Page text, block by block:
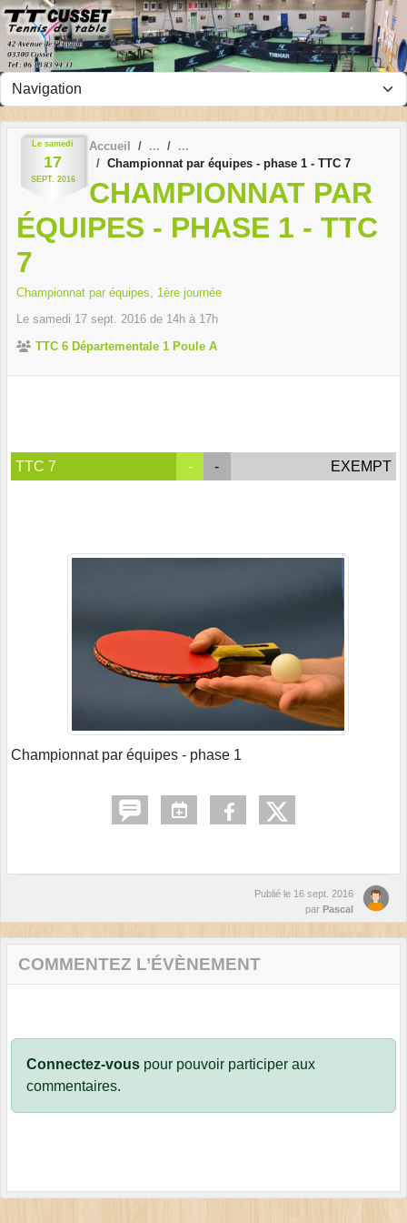
Le samedi
17
SEPT. 2016
Accueil
Championnat par équipes - phase 1 - TTC 7
CHAMPIONNAT PAR
ÉQUIPES - PHASE 1 - TTC
7
Championnat par équipes, 1ère journée
Le samedi 17 sept. 2016 de 14h à 17h
TTC 6 Départementale 1 Poule A
TTC 7 - - EXEMPT
Championnat par équipes - phase 1
Publié le 16 sept. 2016
par Pascal
COMMENTEZ L’ÉVÈNEMENT
Connectez-vous pour pouvoir participer aux
commentaires.
Panneau de gestion des cookies